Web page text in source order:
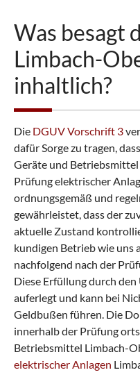
Was besagt
Limbach-
inhaltlich?
Die DGUV Vorschrift 3
dafür Sorge zu tragen,
Geräte und
Prüfung elektrischer
ordnungsgemäß und
gewährleistet, dass der
aktuelle Zustand
kundigen Betrieb wie uns
nachfolgend nach der
Diese Erfüllung durch
auferlegt und kann bei
Geldbußen führen. Die
innerhalb der Prüfung
Betriebsmittel Limbach-
elektrischer Anlagen